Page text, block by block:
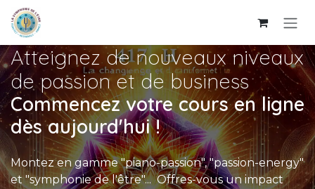
Se rendre au contenu
Atteignez de nouveaux niveaux
de passion et de business
Commencez votre cours en ligne
dès aujourd'hui !
Montez en gamme "piano-passion", "passion-energy"
et "symphonie de l'être"... Offres-vous un impact